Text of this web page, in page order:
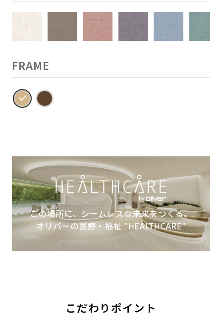
FRAME
こだわりポイント